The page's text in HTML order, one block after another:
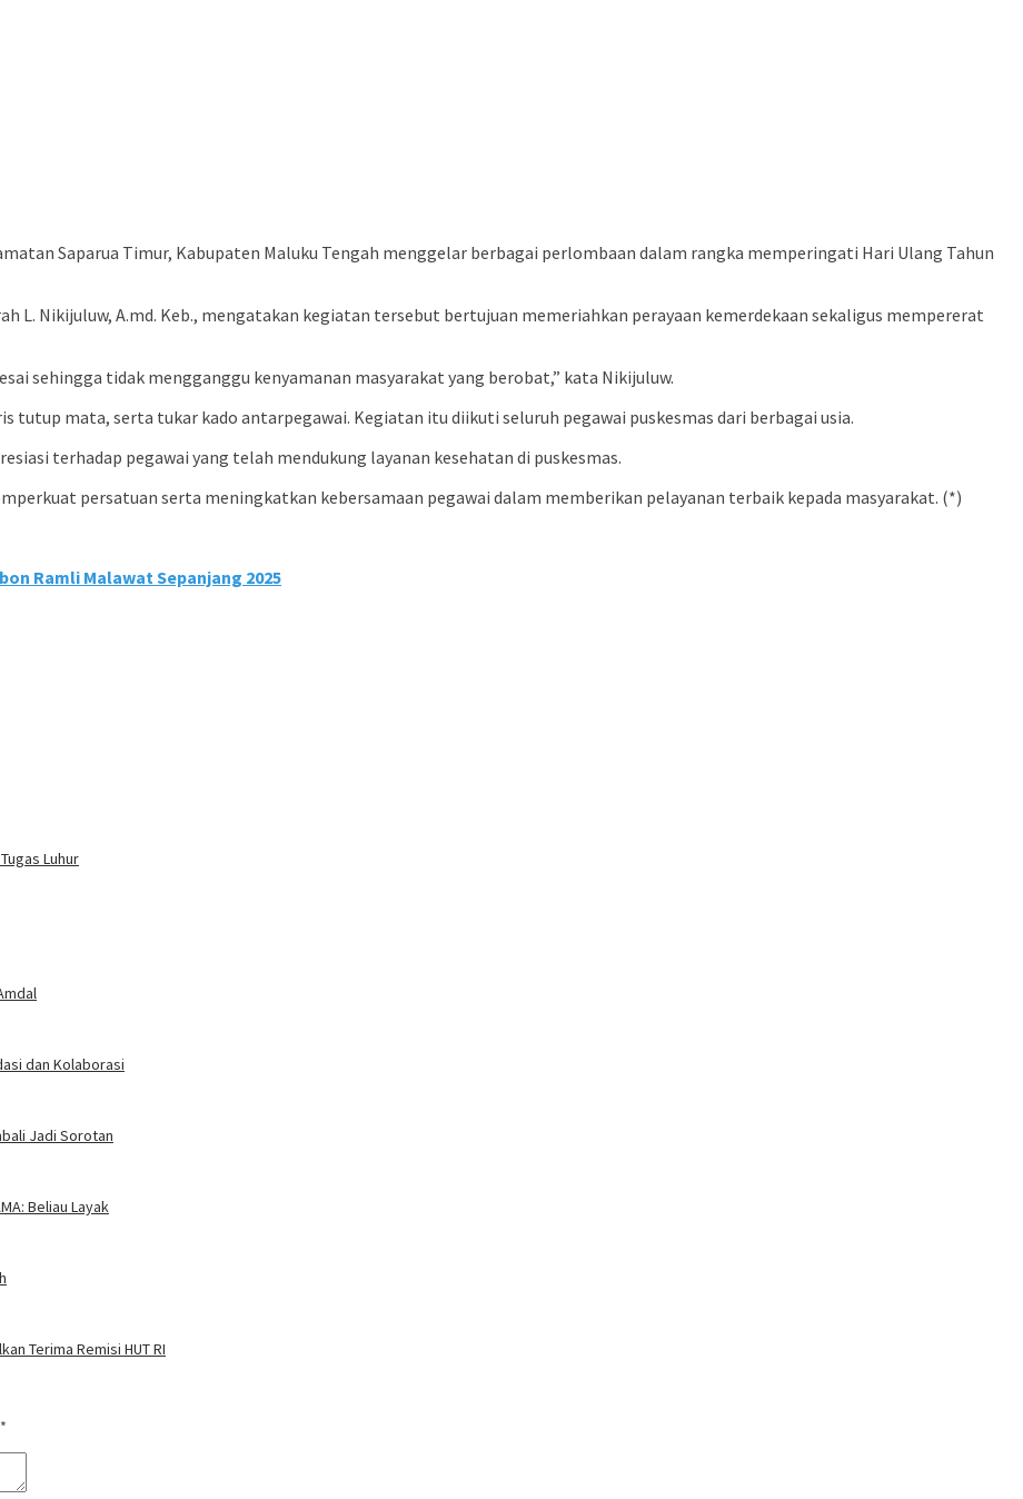
Saparua Timur, Kabupaten Maluku Tengah menggelar berbagai perlombaan dalam rangka memperingati Hari Ulang Tahun
L. Nikijuluw, A.md. Keb., mengatakan kegiatan tersebut bertujuan memeriahkan perayaan kemerdekaan sekaligus mempererat
sehingga tidak mengganggu kenyamanan masyarakat yang berobat,” kata Nikijuluw.
tutup mata, serta tukar kado antarpegawai. Kegiatan itu diikuti seluruh pegawai puskesmas dari berbagai usia.
terhadap pegawai yang telah mendukung layanan kesehatan di puskesmas.
persatuan serta meningkatkan kebersamaan pegawai dalam memberikan pelayanan terbaik kepada masyarakat. (*)
Ramli Malawat Sepanjang 2025
Luhur
dan Kolaborasi
Jadi Sorotan
Beliau Layak
Terima Remisi HUT RI
*